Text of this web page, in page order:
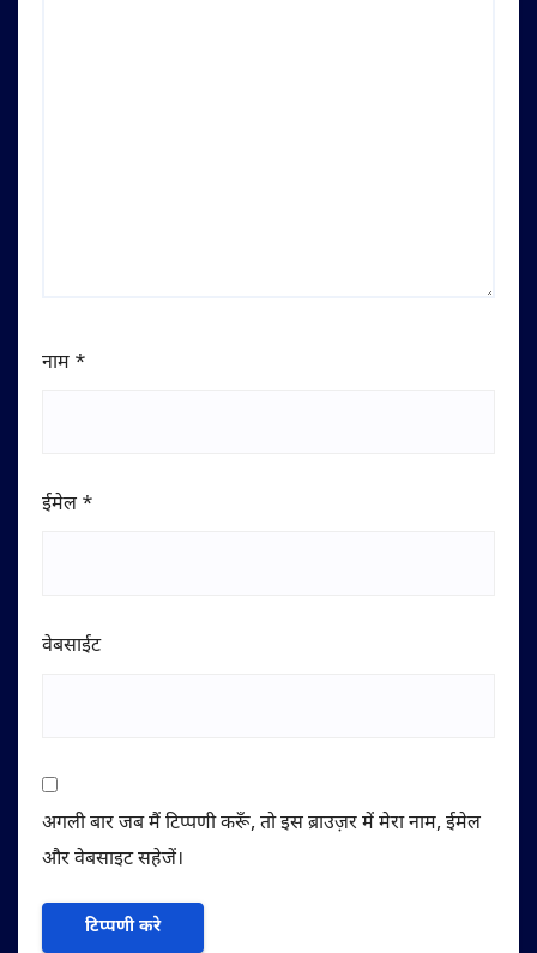
नाम *
ईमेल *
वेबसाईट
अगली बार जब मैं टिप्पणी करूँ, तो इस ब्राउज़र में मेरा नाम, ईमेल
और वेबसाइट सहेजें।